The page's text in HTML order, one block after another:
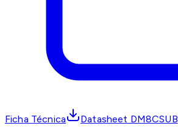
Ficha Técnica Datasheet DM8CSUB